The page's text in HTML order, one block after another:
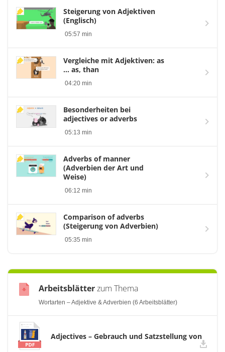
Steigerung von Adjektiven
(Englisch)
05:57 min
Vergleiche mit Adjektiven: as
... as, than
04:20 min
Besonderheiten bei
adjectives or adverbs
05:13 min
Adverbs of manner
(Adverbien der Art und
Weise)
06:12 min
Comparison of adverbs
(Steigerung von Adverbien)
05:35 min
Arbeitsblätterzum Thema
Wortarten – Adjektive & Adverbien (6 Arbeitsblätter)
Adjectives – Gebrauch und Satzstellung von